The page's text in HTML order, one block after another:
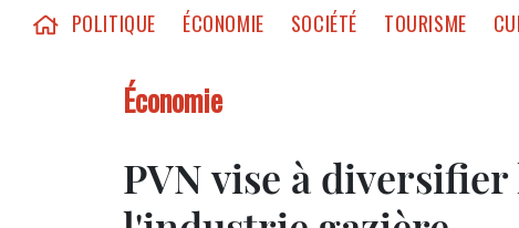
POLITIQUE ÉCONOMIE SOCIÉTÉ TOURISME
Économie
PVN vise à